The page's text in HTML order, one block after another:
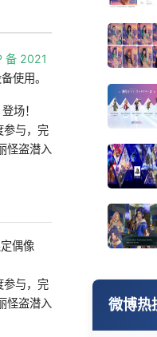
备 2021
使用。
场！
参与，完
怪盗潜入
偶像
参与，完
怪盗潜入
11
12
13
14
15 汗
16 今
微博热